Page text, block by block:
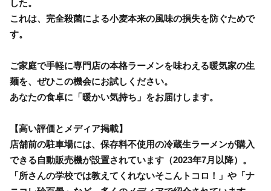
した。
これは、完全殺菌による小麦本来の風味の損失を防ぐためで
す。
ご家庭で手軽に専門店の本格ラーメンを味わえる暖気家の生
麺を、ぜひこの機会にお試しください。
あなたの食卓に「暖かい気持ち」をお届けします。
【高い評価とメディア掲載】
店舗前の駐車場には、保存料不使用の冷蔵生ラーメンが購入
できる自動販売機が設置されています（2023年7月以降）。
「所さんの学校では教えてくれないそこんトコロ！」や「ナ